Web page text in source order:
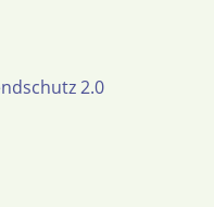
2.0